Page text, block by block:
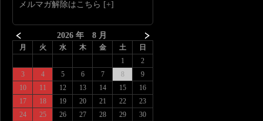
メルマガ解除はこちら
2026 年 8 月
月 火 水 木 金 土
日
1
2
3
4 5 6 7 8
9
10
11 12 13 14 15
16
17
18 19 20 21 22
23
24
25 26 27 28 29
30